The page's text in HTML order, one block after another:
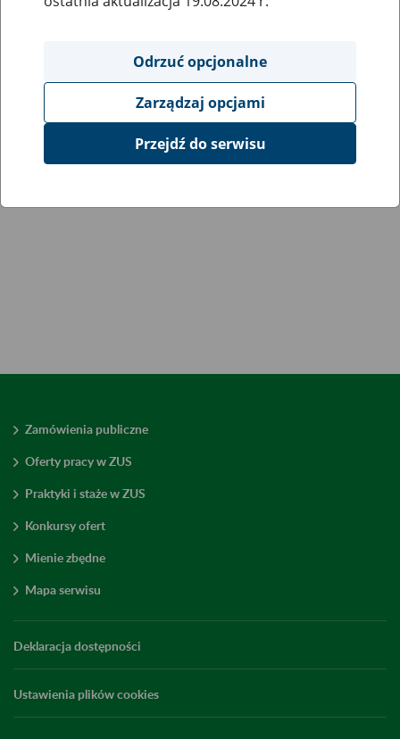
Zamówienia publiczne
Oferty pracy w ZUS
Praktyki i staże w ZUS
Konkursy ofert
Mienie zbędne
Mapa serwisu
Deklaracja dostępności
Ustawienia plików cookies
Odrzuć opcjonalne
Zarządzaj opcjami
Przejdź do serwisu